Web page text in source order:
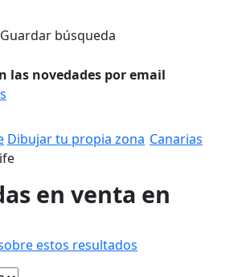
Guardar búsqueda
las novedades por email
Dibujar tu propia zona Canarias
en venta en
estos resultados